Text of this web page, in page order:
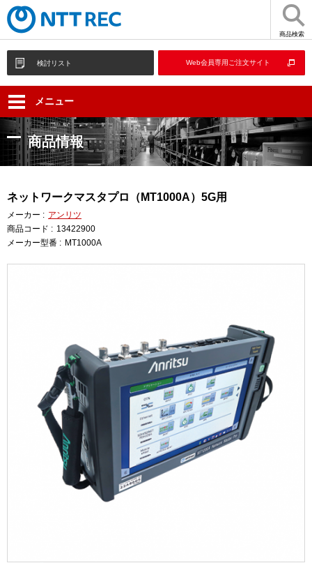
商品検索
検討リスト Web会員専用ご注文サイト
メニュー
商品情報
ネットワークマスタプロ（MT1000A）5G用
メーカー : アンリツ
商品コード : 13422900
メーカー型番 : MT1000A